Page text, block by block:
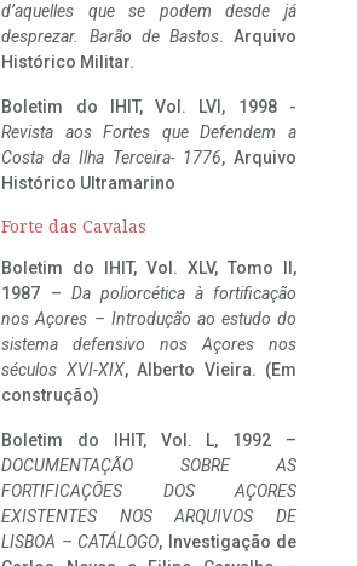
d’aquelles que se podem desde já
desprezar. Barão de Bastos. Arquivo
Histórico Militar.
Boletim do IHIT, Vol. LVI, 1998 -
Revista aos Fortes que Defendem a
Costa da Ilha Terceira- 1776, Arquivo
Histórico Ultramarino
Forte das Cavalas
Boletim do IHIT, Vol. XLV, Tomo II,
1987 – Da poliorcética à fortificação
nos Açores – Introdução ao estudo do
sistema defensivo nos Açores nos
séculos XVI-XIX, Alberto Vieira. (Em
construção)
Boletim do IHIT, Vol. L, 1992 –
DOCUMENTAÇÃO SOBRE AS
FORTIFICAÇÕES DOS AÇORES
EXISTENTES NOS ARQUIVOS DE
LISBOA – CATÁLOGO, Investigação de